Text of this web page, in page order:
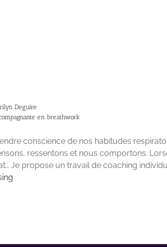
Deguire
en breathwork
conscience de nos habitudes
ressentons et nous comportons.
Je propose un travail de coaching